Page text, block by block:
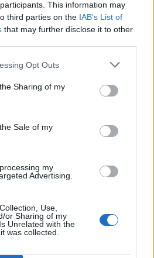
This information may
third parties on the IAB’s List of
that may further disclose it to other
Opt Outs
Sharing of my
Sale of my
my
Advertising.
Use,
or Sharing of my
Unrelated with the
was collected.
HS Team